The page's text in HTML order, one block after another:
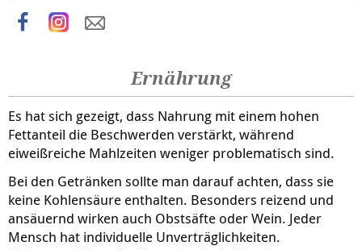
Ernährung
Es hat sich gezeigt, dass Nahrung mit einem hohen
Fettanteil die Beschwerden verstärkt, während
eiweißreiche Mahlzeiten weniger problematisch sind.
Bei den Getränken sollte man darauf achten, dass sie
keine Kohlensäure enthalten. Besonders reizend und
ansäuernd wirken auch Obstsäfte oder Wein. Jeder
Mensch hat individuelle Unverträglichkeiten.